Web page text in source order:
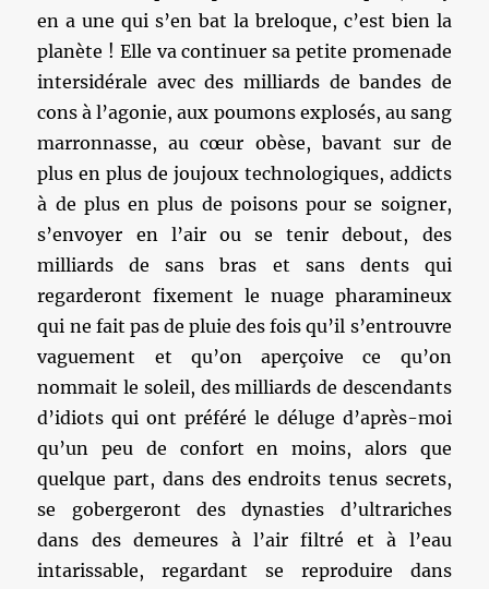
en a une qui s’en bat la breloque, c’est bien la
planète ! Elle va continuer sa petite promenade
intersidérale avec des milliards de bandes de
cons à l’agonie, aux poumons explosés, au sang
marronnasse, au cœur obèse, bavant sur de
plus en plus de joujoux technologiques, addicts
à de plus en plus de poisons pour se soigner,
s’envoyer en l’air ou se tenir debout, des
milliards de sans bras et sans dents qui
regarderont fixement le nuage pharamineux
qui ne fait pas de pluie des fois qu’il s’entrouvre
vaguement et qu’on aperçoive ce qu’on
nommait le soleil, des milliards de descendants
d’idiots qui ont préféré le déluge d’après-moi
qu’un peu de confort en moins, alors que
quelque part, dans des endroits tenus secrets,
se gobergeront des dynasties d’ultrariches
dans des demeures à l’air filtré et à l’eau
intarissable, regardant se reproduire dans